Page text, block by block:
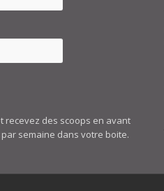
recevez des scoops en avant
semaine dans votre boite.